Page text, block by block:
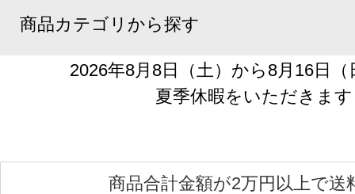
商品カテゴリから探す
2026年8月8日（土）から8月16日
夏季休暇をいただきます
商品合計金額が2万円以上で送